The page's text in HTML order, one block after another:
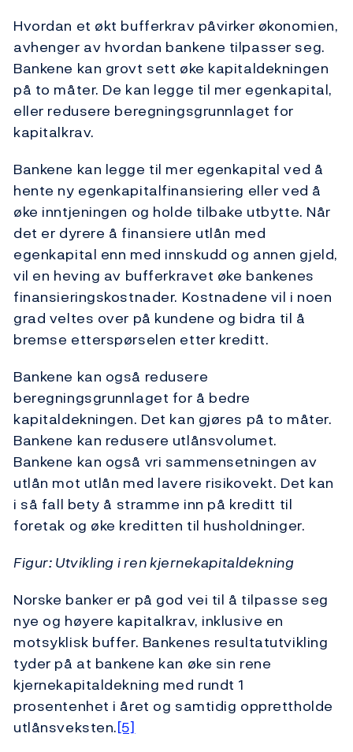
Hvordan et økt bufferkrav påvirker økonomien,
avhenger av hvordan bankene tilpasser seg.
Bankene kan grovt sett øke kapitaldekningen
på to måter. De kan legge til mer egenkapital,
eller redusere beregningsgrunnlaget for
kapitalkrav.
Bankene kan legge til mer egenkapital ved å
hente ny egenkapitalfinansiering eller ved å
øke inntjeningen og holde tilbake utbytte. Når
det er dyrere å finansiere utlån med
egenkapital enn med innskudd og annen gjeld,
vil en heving av bufferkravet øke bankenes
finansieringskostnader. Kostnadene vil i noen
grad veltes over på kundene og bidra til å
bremse etterspørselen etter kreditt.
Bankene kan også redusere
beregningsgrunnlaget for å bedre
kapitaldekningen. Det kan gjøres på to måter.
Bankene kan redusere utlånsvolumet.
Bankene kan også vri sammensetningen av
utlån mot utlån med lavere risikovekt. Det kan
i så fall bety å stramme inn på kreditt til
foretak og øke kreditten til husholdninger.
Figur: Utvikling i ren kjernekapitaldekning
Norske banker er på god vei til å tilpasse seg
nye og høyere kapitalkrav, inklusive en
motsyklisk buffer. Bankenes resultatutvikling
tyder på at bankene kan øke sin rene
kjernekapitaldekning med rundt 1
prosentenhet i året og samtidig opprettholde
utlånsveksten.[5]